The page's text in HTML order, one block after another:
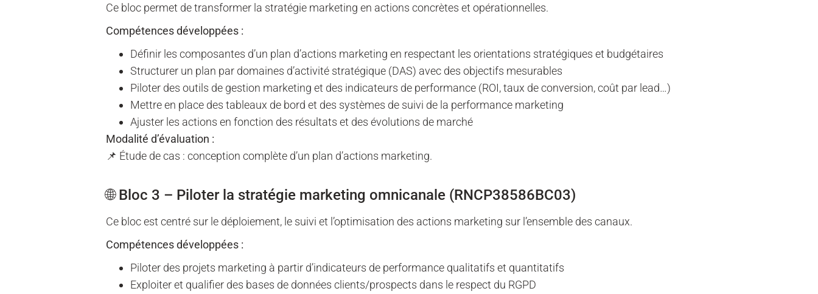
Ce bloc permet de transformer la stratégie marketing en actions concrètes et opérationnelles.
Compétences développées :
Définir les composantes d’un plan d’actions marketing en respectant les orientations stratégiques et budgétaires
Structurer un plan par domaines d’activité stratégique (DAS) avec des objectifs mesurables
Piloter des outils de gestion marketing et des indicateurs de performance (ROI, taux de conversion, coût par lead…)
Mettre en place des tableaux de bord et des systèmes de suivi de la performance marketing
Ajuster les actions en fonction des résultats et des évolutions de marché
Modalité d’évaluation :
📌 Étude de cas : conception complète d’un plan d’actions marketing.
🌐 Bloc 3 – Piloter la stratégie marketing omnicanale (RNCP38586BC03)
Ce bloc est centré sur le déploiement, le suivi et l’optimisation des actions marketing sur l’ensemble des canaux.
Compétences développées :
Piloter des projets marketing à partir d’indicateurs de performance qualitatifs et quantitatifs
Exploiter et qualifier des bases de données clients/prospects dans le respect du RGPD